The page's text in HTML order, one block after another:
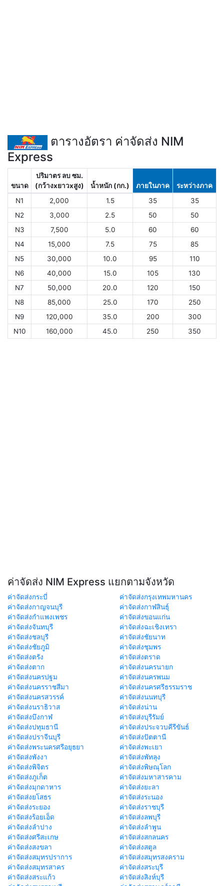
ตารางอัตรา ค่าจัดส่ง NIM
Express
ขนาด
ปริมาตร ลบ ซม.
(กว้างxยาวxสูง)
น้ำหนัก (กก.) ภายในภาค
ระหว่างภาค
N1
2,000 1.5 35
35
N2
3,000 2.5 50
50
N3
7,500 5.0 60
60
N4
15,000 7.5 75
85
N5
30,000 10.0 95
110
N6
40,000 15.0 105
130
N7
50,000 20.0 120
150
N8
85,000 25.0 170
250
N9
120,000 35.0 200
300
N10
160,000 45.0 250 350
ค่าจัดส่ง NIM Express แยกตามจังหวัด
ค่าจัดส่งกระบี่
ค่าจัดส่งกรุงเทพมหานคร
ค่าจัดส่งกาญจนบุรี
ค่าจัดส่งกาฬสินธุ์
ค่าจัดส่งกำแพงเพชร
ค่าจัดส่งขอนแก่น
ค่าจัดส่งจันทบุรี
ค่าจัดส่งฉะเชิงเทรา
ค่าจัดส่งชลบุรี
ค่าจัดส่งชัยนาท
ค่าจัดส่งชัยภูมิ
ค่าจัดส่งชุมพร
ค่าจัดส่งตรัง
ค่าจัดส่งตราด
ค่าจัดส่งตาก
ค่าจัดส่งนครนายก
ค่าจัดส่งนครปฐม
ค่าจัดส่งนครพนม
ค่าจัดส่งนครราชสีมา
ค่าจัดส่งนครศรีธรรมราช
ค่าจัดส่งนครสวรรค์
ค่าจัดส่งนนทบุรี
ค่าจัดส่งนราธิวาส
ค่าจัดส่งน่าน
ค่าจัดส่งบึงกาฬ
ค่าจัดส่งบุรีรัมย์
ค่าจัดส่งปทุมธานี
ค่าจัดส่งประจวบคีรีขันธ์
ค่าจัดส่งปราจีนบุรี
ค่าจัดส่งปัตตานี
ค่าจัดส่งพระนครศรีอยุธยา
ค่าจัดส่งพะเยา
ค่าจัดส่งพังงา
ค่าจัดส่งพัทลุง
ค่าจัดส่งพิจิตร
ค่าจัดส่งพิษณุโลก
ค่าจัดส่งภูเก็ต
ค่าจัดส่งมหาสารคาม
ค่าจัดส่งมุกดาหาร
ค่าจัดส่งยะลา
ค่าจัดส่งยโสธร
ค่าจัดส่งระนอง
ค่าจัดส่งระยอง
ค่าจัดส่งราชบุรี
ค่าจัดส่งร้อยเอ็ด
ค่าจัดส่งลพบุรี
ค่าจัดส่งลำปาง
ค่าจัดส่งลำพูน
ค่าจัดส่งศรีสะเกษ
ค่าจัดส่งสกลนคร
ค่าจัดส่งสงขลา
ค่าจัดส่งสตูล
ค่าจัดส่งสมุทรปราการ
ค่าจัดส่งสมุทรสงคราม
ค่าจัดส่งสมุทรสาคร
ค่าจัดส่งสระบุรี
ค่าจัดส่งสระแก้ว
ค่าจัดส่งสิงห์บุรี